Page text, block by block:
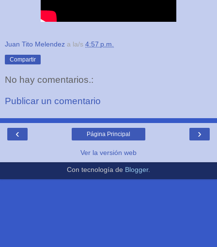
Juan Tito Melendez a la/s 4:57 p.m.
Compartir
No hay comentarios.:
Publicar un comentario
‹ ›
Página Principal
Ver la versión web
Con tecnología de Blogger.